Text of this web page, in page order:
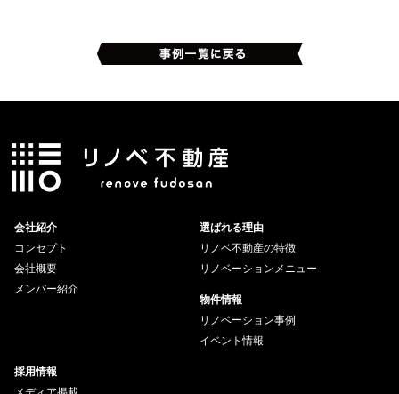
会社紹介
コンセプト
会社概要
メンバー紹介
選ばれる理由
リノベ不動産の特徴
リノベーションメニュー
物件情報
リノベーション事例
イベント情報
採用情報